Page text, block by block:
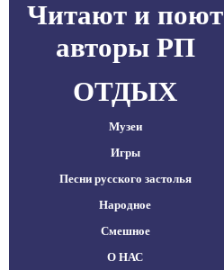
Читают и поют
авторы РП
ОТДЫХ
Музеи
Игры
Песни русского застолья
Народное
Смешное
О НАС